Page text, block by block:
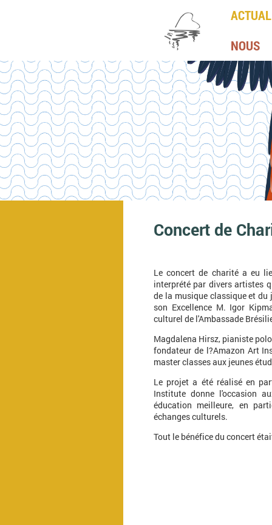
NOUS
Concert de
Le concert de charité a eu
interprété par divers artistes
de la musique classique et
son Excellence M. Igor
culturel de l'Ambassade
Magdalena Hirsz, pianiste
fondateur de l?Amazon Art
master classes aux jeunes
Le projet a été réalisé en
Institute donne l'occasion
éducation meilleure, en
échanges culturels.
Tout le bénéfice du concert